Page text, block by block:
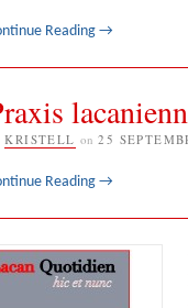
Reading→
KRISTELL on 25
Reading→